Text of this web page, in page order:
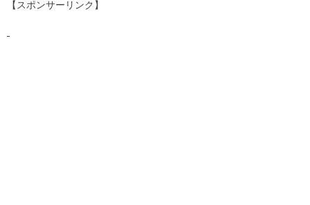
【スポンサーリンク】